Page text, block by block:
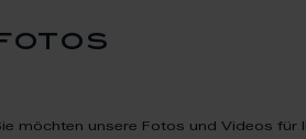
möchten unsere Fotos und Videos für